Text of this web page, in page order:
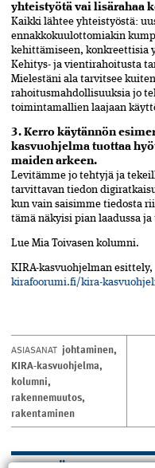
yhteistyötä vai lisä­rahaa
Kaikki lähtee yhteistyöstä:
ennakkokuulottomiakin
kehittämiseen, konkreettisia
Kehitys- ja vientirahoitusta
Mielestäni ala tarvitsee
rahoitus­mahdollisuuksia jo
toimintamallien laajaan
3. Kerro käytännön
kasvuohjelma­ tuottaa
maiden arkeen.
Levitämme jo tehtyjä ja
tarvittavan tiedon
kun vain saisimme tiedosta
tämä näkyisi pian laadussa
Lue Mia Toivasen kolumni.
KIRA-kasvuohjelman esittely,
kirafoorumi.fi/kira-
ASIASANAT johtaminen,
KIRA-kasvuohjelma,
kolumni,
rakennemuutos,
rakentaminen